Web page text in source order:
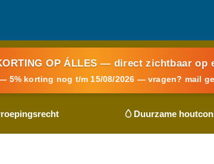
OP ÁLLES — direct zichtbaar op
5% korting nog t/m 15/08/2026 — vragen? mail
Duurzame